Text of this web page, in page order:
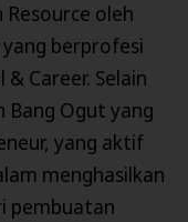
oleh
berprofesi
Career. Selain
Bang Ogut yang
yang aktif
menghasilkan
pembuatan